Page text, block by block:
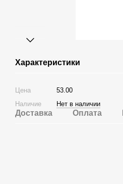
Характеристики
Цена
53.00
Наличие
Нет в наличии
Доставка Оплата